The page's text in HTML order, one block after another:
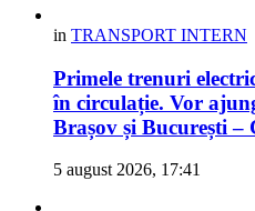
in TRANSPORT INTERN
Primele trenuri
în circulație. Vor
Brașov și București –
5 august 2026, 17:41